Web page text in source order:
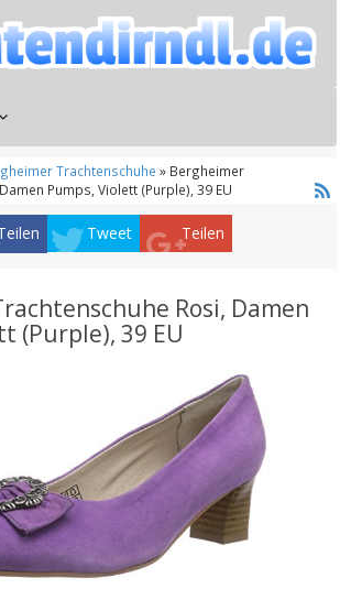
Trachtenschuhe » Bergheimer
Pumps, Violett (Purple), 39 EU
Tweet Teilen
Rosi, Damen
(Purple), 39 EU